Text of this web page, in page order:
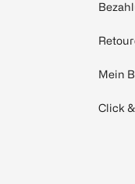
Mein
Click